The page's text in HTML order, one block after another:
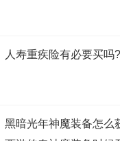
人寿重疾险有必要买吗?
黑暗光年神魔装备怎么